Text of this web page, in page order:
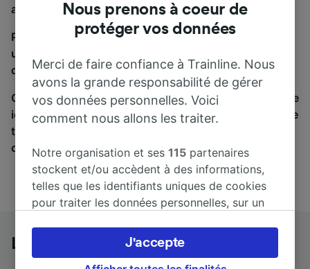
au bon endroit.
Pour trouver des billets de bus, lancez simplement
une recherche ci-dessus. Nous comparons les temps
de trajets et les prix des voyages, en train et en bus.
Qu’importe votre destination, votre voyage commence
ici. Nous collaborons avec plus de 170 compagnies de
train et de bus. Consultez et achetez vos billets sur
cette page.
Latina à Gênes en bus
Nous prenons à coeur de
protéger vos données
Merci de faire confiance à Trainline. Nous
avons la grande responsabilité de gérer
vos données personnelles. Voici
comment nous allons les traiter.
Notre organisation et ses115 partenaires
stockent et/ou accèdent à des informations,
telles que les identifiants uniques de cookies
pour traiter les données personnelles, sur un
préférences, notamment en exerçant votre
droit d’opposition à l’intérêt légitime, en
J'accepte